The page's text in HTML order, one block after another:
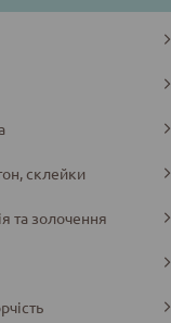
склейки
та золочення